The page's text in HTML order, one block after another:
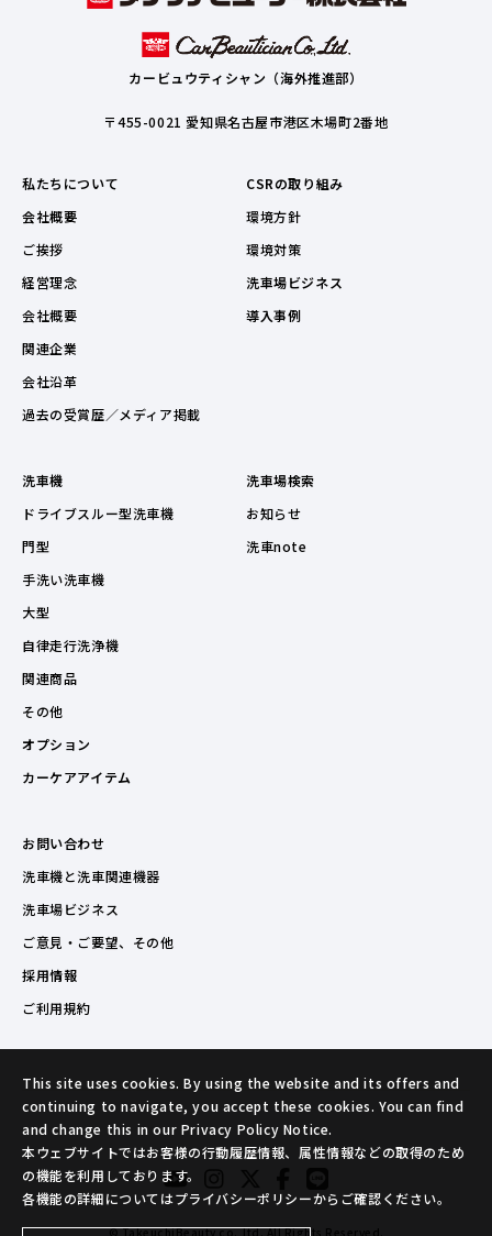
カービュウティシャン（海外推進部）
〒455-0021 愛知県名古屋市港区木場町2番地
私たちについて
会社概要
ご挨拶
経営理念
会社概要
関連企業
会社沿革
過去の受賞歴／メディア掲載
CSRの取り組み
環境方針
環境対策
洗車場ビジネス
導入事例
洗車機
ドライブスルー型洗車機
門型
手洗い洗車機
大型
自律走行洗浄機
関連商品
その他
オプション
カーケアアイテム
洗車場検索
お知らせ
洗車note
お問い合わせ
洗車機と洗車関連機器
洗車場ビジネス
ご意見・ご要望、その他
採用情報
ご利用規約
© TakeuchiBeauty co.,ltd. All Rights Reserved.
This site uses cookies. By using the website and its offers and
continuing to navigate, you accept these cookies. You can find
and change this in our Privacy Policy Notice.
本ウェブサイトではお客様の行動履歴情報、属性情報などの取得のため
の機能を利用しております。
各機能の詳細についてはプライバシーポリシーからご確認ください。